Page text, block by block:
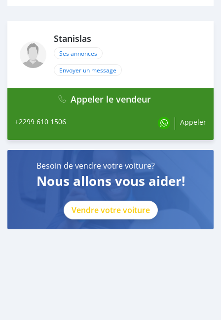
Stanislas
Ses annonces
Envoyer un message
Appeler le vendeur
+2299 610 1506 Appeler
Besoin de vendre votre voiture?
Nous allons vous aider!
Vendre votre voiture